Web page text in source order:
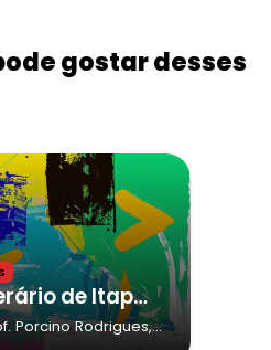
gostar desses
Festival Literário de Itapecerica da Serra da cidade de Itapecerica da Serra,Mariana Aydar
Porcino Rodrigues,